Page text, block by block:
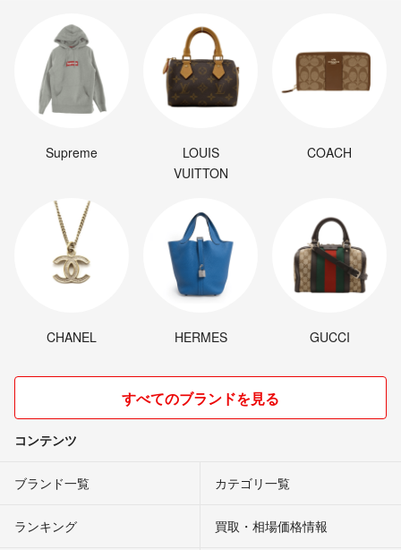
Supreme
LOUIS
VUITTON
COACH
CHANEL HERMES GUCCI
すべてのブランドを見る
コンテンツ
ブランド一覧 カテゴリ一覧
ランキング 買取・相場価格情報